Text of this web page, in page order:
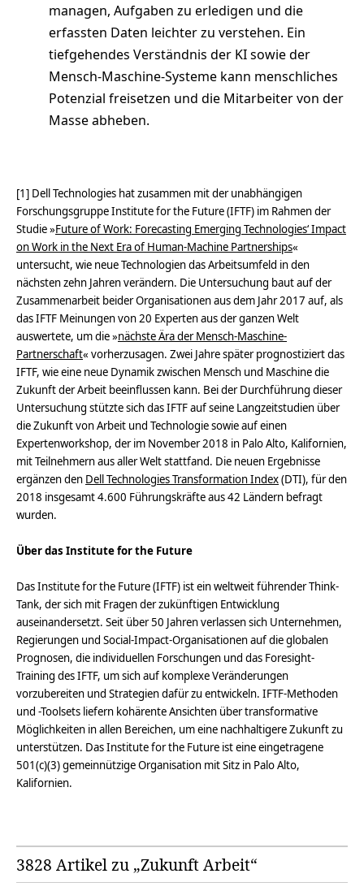
managen, Aufgaben zu erledigen und die
erfassten Daten leichter zu verstehen. Ein
tiefgehendes Verständnis der KI sowie der
Mensch-Maschine-Systeme kann menschliches
Potenzial freisetzen und die Mitarbeiter von der
Masse abheben.
[1] Dell Technologies hat zusammen mit der unabhängigen
Forschungsgruppe Institute for the Future (IFTF) im Rahmen der
Studie »Future of Work: Forecasting Emerging Technologies‘ Impact
on Work in the Next Era of Human-Machine Partnerships«
untersucht, wie neue Technologien das Arbeitsumfeld in den
nächsten zehn Jahren verändern. Die Untersuchung baut auf der
Zusammenarbeit beider Organisationen aus dem Jahr 2017 auf, als
das IFTF Meinungen von 20 Experten aus der ganzen Welt
auswertete, um die »nächste Ära der Mensch-Maschine-
Partnerschaft« vorherzusagen. Zwei Jahre später prognostiziert das
IFTF, wie eine neue Dynamik zwischen Mensch und Maschine die
Zukunft der Arbeit beeinflussen kann. Bei der Durchführung dieser
Untersuchung stützte sich das IFTF auf seine Langzeitstudien über
die Zukunft von Arbeit und Technologie sowie auf einen
Expertenworkshop, der im November 2018 in Palo Alto, Kalifornien,
mit Teilnehmern aus aller Welt stattfand. Die neuen Ergebnisse
ergänzen den Dell Technologies Transformation Index(DTI), für den
2018 insgesamt 4.600 Führungskräfte aus 42 Ländern befragt
wurden.
Über das Institute for the Future
Das Institute for the Future (IFTF) ist ein weltweit führender Think-
Tank, der sich mit Fragen der zukünftigen Entwicklung
auseinandersetzt. Seit über 50 Jahren verlassen sich Unternehmen,
Regierungen und Social-Impact-Organisationen auf die globalen
Prognosen, die individuellen Forschungen und das Foresight-
Training des IFTF, um sich auf komplexe Veränderungen
vorzubereiten und Strategien dafür zu entwickeln. IFTF-Methoden
und -Toolsets liefern kohärente Ansichten über transformative
Möglichkeiten in allen Bereichen, um eine nachhaltigere Zukunft zu
unterstützen. Das Institute for the Future ist eine eingetragene
501(c)(3) gemeinnützige Organisation mit Sitz in Palo Alto,
Kalifornien.
3828 Artikel zu „Zukunft Arbeit“